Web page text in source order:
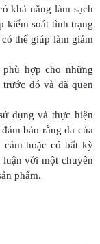
khả năng làm sạch
kiểm soát tình trạng
thể giúp làm giảm
hợp cho những
trước đó và đã quen
dụng và thực hiện
bảo rằng da của
hoặc có bất kỳ
luận với một chuyên
phẩm.